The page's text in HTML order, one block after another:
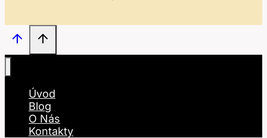
Úvod
Blog
O Nás
Kontakty